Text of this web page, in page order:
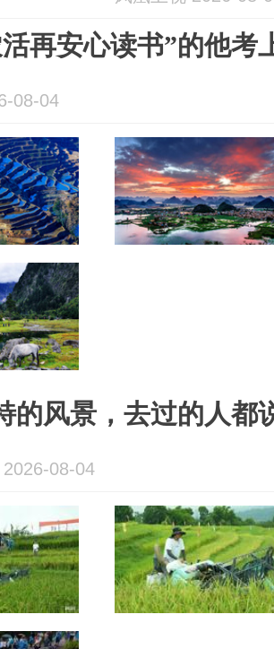
再安心读书”的他考
08-04
的风景，去过的人都
08-04